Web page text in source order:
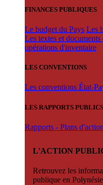
FINANCES PUBLIQUES
Le budget du Pays Les
Les textes et documents
opérations d'inventaire
LES CONVENTIONS
Les conventions État-
LES RAPPORTS PUBLICS
Rapports - Plans d'action
L'ACTION
Retrouvez les
publique en